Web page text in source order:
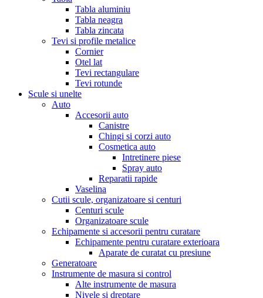
Tabla aluminiu
Tabla neagra
Tabla zincata
Tevi si profile metalice
Cornier
Otel lat
Tevi rectangulare
Tevi rotunde
Scule si unelte
Auto
Accesorii auto
Canistre
Chingi si corzi auto
Cosmetica auto
Intretinere piese
Spray auto
Reparatii rapide
Vaselina
Cutii scule, organizatoare si centuri
Centuri scule
Organizatoare scule
Echipamente si accesorii pentru curatare
Echipamente pentru curatare exterioara
Aparate de curatat cu presiune
Generatoare
Instrumente de masura si control
Alte instrumente de masura
Nivele si dreptare